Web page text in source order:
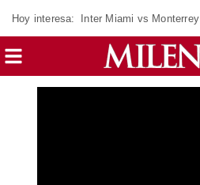
Hoy interesa: Inter Miami vs Monterrey